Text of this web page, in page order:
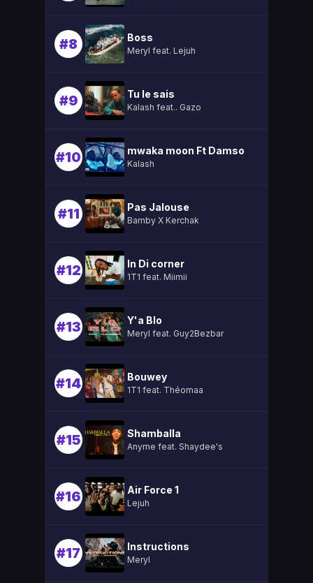
#8 Boss
Meryl feat. Lejuh
#9 Tu le sais
Kalash feat.. Gazo
#10 mwaka moon Ft Damso
Kalash
#11 Pas Jalouse
Bamby X Kerchak
#12 In Di corner
1T1 feat. Miimii
#13 Y'a Blo
Meryl feat. Guy2Bezbar
#14 Bouwey
1T1 feat. Théomaa
#15 Shamballa
Anyme feat. Shaydee's
#16 Air Force 1
Lejuh
#17 Instructions
Meryl